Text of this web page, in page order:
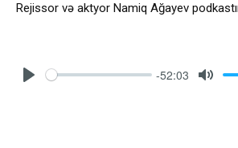
Rejissor və aktyor Namiq Ağayev
-52:03